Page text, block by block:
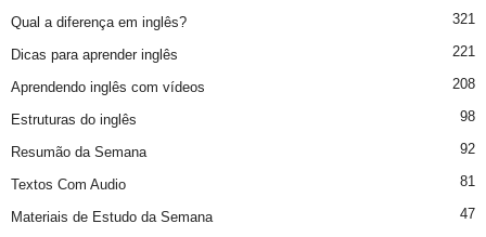
Qual a diferença em inglês? 321
Dicas para aprender inglês 221
Aprendendo inglês com vídeos 208
Estruturas do inglês 98
Resumão da Semana 92
Textos Com Audio 81
Materiais de Estudo da Semana 47